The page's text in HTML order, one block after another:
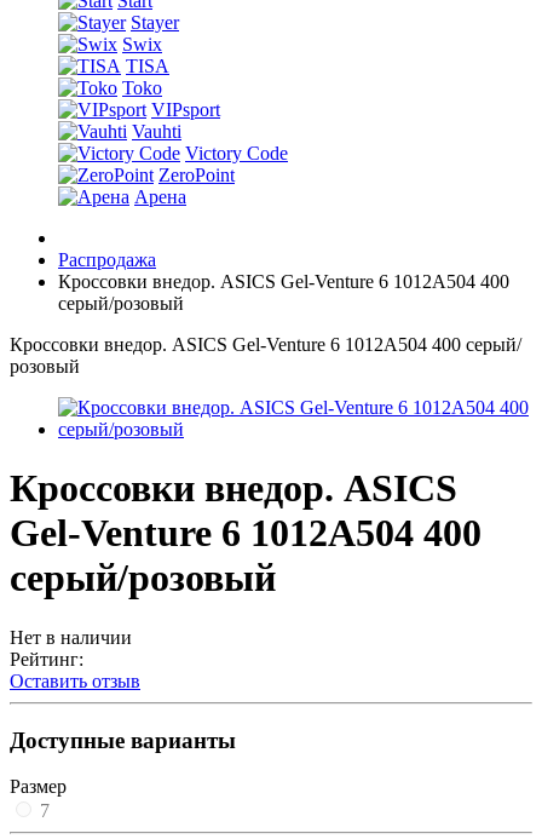
Stayer
Swix
TISA
Toko
VIPsport
Vauhti
Victory Code
ZeroPoint
Арена
Распродажа
Кроссовки внедор. ASICS Gel-Venture 6 1012A504 400
серый/розовый
Кроссовки внедор. ASICS Gel-Venture 6 1012A504 400 серый/
розовый
Кроссовки внедор. ASICS
Gel-Venture 6 1012A504 400
серый/розовый
Нет в наличии
Рейтинг:
Оставить отзыв
Доступные варианты
Размер
7